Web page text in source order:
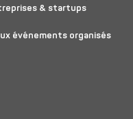
& startups
événements organisés